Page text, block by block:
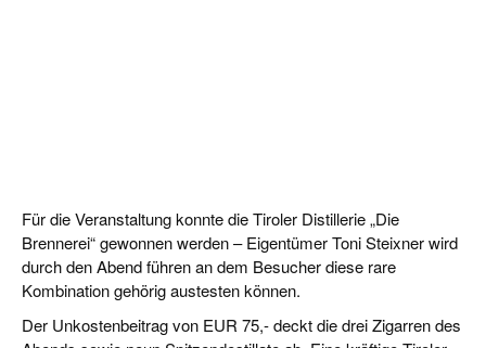
Für die Veranstaltung konnte die Tiroler Distillerie „Die
Brennerei“ gewonnen werden – Eigentümer Toni Steixner wird
durch den Abend führen an dem Besucher diese rare
Kombination gehörig austesten können.
Der Unkostenbeitrag von EUR 75,- deckt die drei Zigarren des